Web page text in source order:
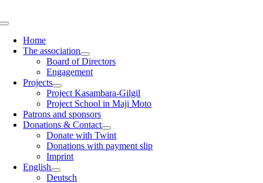
to
Toggle
NavigationHome
The association
Board of Directors
Engagement
Projects
Project Kasambara-Gilgil
Project School in Maji Moto
Patrons and sponsors
Donations & Contact
Donate with Twint
Donations with payment slip
Imprint
English
Deutsch